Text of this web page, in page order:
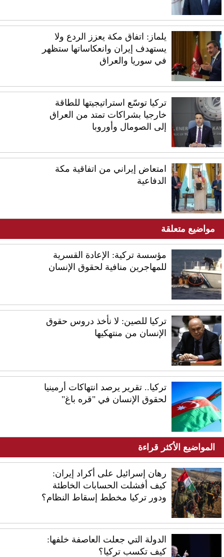
يلماز: اتفاق مكة يعزز الردع ولا
يستهدف إيران وانعكاساتها ستظهر
في سوريا والعراق
تركيا توسّع استراتيجيتها للطاقة
خارجيا بشراكات تمتد من العراق
إلى الصومال وأوروبا
امتعاض إيراني من اتفاقية مكة
الدفاعية
مواضيع متعلقة
مؤسسة تركية: الإعادة القسرية
للمهاجرين منافية لحقوق الإنسان
تركيا للصين: لا نأخذ دروس حقوق
الإنسان من منتهكيها
تركيا.. تقرير يرصد انتهاكات أرمينيا
لحقوق الإنسان في "قره باغ"
المواضيع الأكثر قراءة
رهان إسرائيل على أكراد إيران:
كيف أفشلت الحسابات الخاطئة
ودور تركيا مخطط إسقاط النظام؟
الدولة التي جعلت العاصفة خلفها:
كيف تكسب تركيا؟